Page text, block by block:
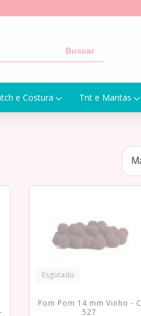
Buscar
e Costura Tnt e Mantas
Esgotado
Pom Pom 14 mm Vinho - C
527